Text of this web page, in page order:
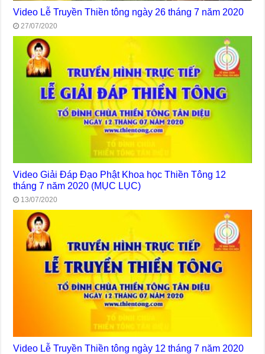
Video Lễ Truyền Thiền tông ngày 26 tháng 7 năm 2020
27/07/2020
Video Giải Đáp Đạo Phật Khoa học Thiền Tông 12
tháng 7 năm 2020 (MỤC LỤC)
13/07/2020
Video Lễ Truyền Thiền tông ngày 12 tháng 7 năm 2020